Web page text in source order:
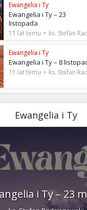
Ewangelia i Ty
Ewangelia i Ty – 23
listopada
11 lat temu ks. Stefan
Ewangelia i Ty
Ewangelia i Ty – 8
11 lat temu ks. Stefan
Ewangelia i Ty
i Ty – 23